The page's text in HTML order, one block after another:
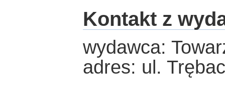
Kontakt z
wydawca:
adres: ul.